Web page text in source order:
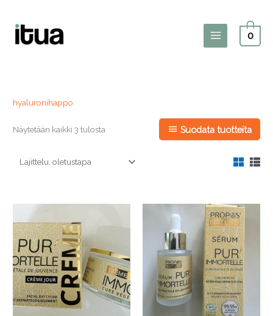
Main
0
hyaluronihappo.
Näytetään kaikki 3 tulosta Suodata tuotteita